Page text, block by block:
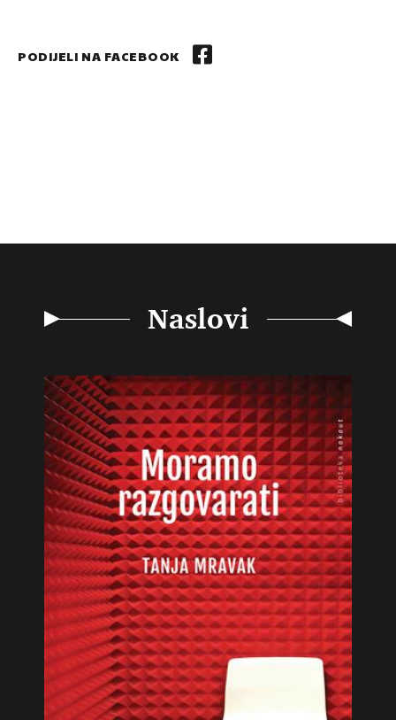
PODIJELI NA FACEBOOK
Naslovi